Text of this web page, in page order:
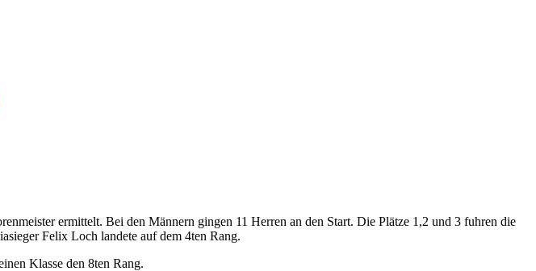
ermittelt. Bei den Männern gingen 11 Herren an den Start. Die Plätze 1,2 und 3 fuhren die
Felix Loch landete auf dem 4ten Rang.
Klasse den 8ten Rang.